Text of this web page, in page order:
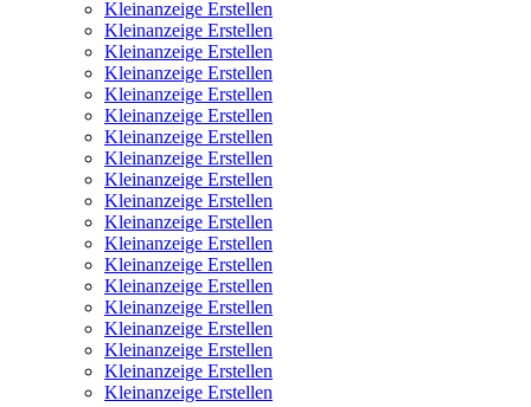
Kleinanzeige Erstellen
Kleinanzeige Erstellen
Kleinanzeige Erstellen
Kleinanzeige Erstellen
Kleinanzeige Erstellen
Kleinanzeige Erstellen
Kleinanzeige Erstellen
Kleinanzeige Erstellen
Kleinanzeige Erstellen
Kleinanzeige Erstellen
Kleinanzeige Erstellen
Kleinanzeige Erstellen
Kleinanzeige Erstellen
Kleinanzeige Erstellen
Kleinanzeige Erstellen
Kleinanzeige Erstellen
Kleinanzeige Erstellen
Kleinanzeige Erstellen
Kleinanzeige Erstellen